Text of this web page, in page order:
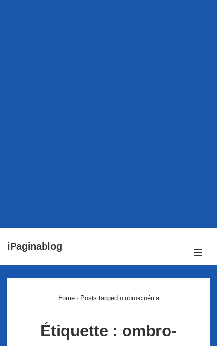
passer
iPaginablog
Home › Posts tagged ombro-cinéma
Étiquette : ombro-